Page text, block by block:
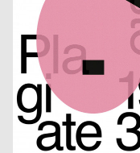
Double U
Lukas Ruprecht D
Bachelorprojekt „NEW
Onari Projects
Confoederatio
Studio Speranza